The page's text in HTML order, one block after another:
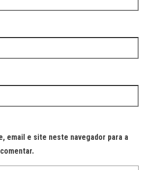
email e site neste navegador para a